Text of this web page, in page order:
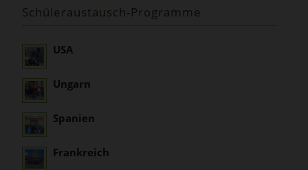
Schüleraustausch-Programme
USA
Ungarn
Spanien
Frankreich